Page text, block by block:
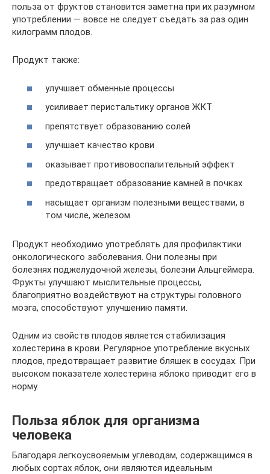
польза от фруктов становится заметна при их разумном
употреблении — вовсе не следует съедать за раз один
килограмм плодов.
Продукт также:
улучшает обменные процессы
усиливает перистальтику органов ЖКТ
препятствует образованию солей
улучшает качество крови
оказывает противовоспалительный эффект
предотвращает образование камней в почках
насыщает организм полезными веществами, в
том числе, железом
Продукт необходимо употреблять для профилактики
онкологического заболевания. Они полезны при
болезнях поджелудочной железы, болезни Альцгеймера.
Фрукты улучшают мыслительные процессы,
благоприятно воздействуют на структуры головного
мозга, способствуют улучшению памяти.
Одним из свойств плодов является стабилизация
холестерина в крови. Регулярное употребление вкусных
плодов, предотвращает развитие бляшек в сосудах. При
высоком показателе холестерина яблоко приводит его в
норму.
Польза яблок для организма
человека
Благодаря легкоусвояемым углеводам, содержащимся в
любых сортах яблок, они являются идеальным